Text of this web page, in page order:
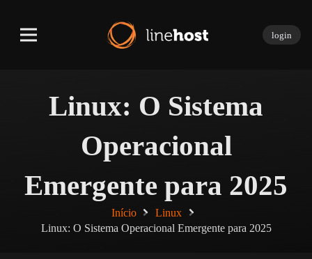
login
Linux: O Sistema
Operacional
Emergente para 2025
Início
Linux
Linux: O Sistema Operacional Emergente para 2025